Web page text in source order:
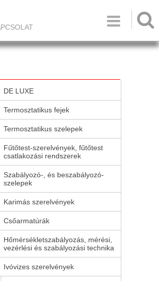

DE LUXE
Termosztatikus fejek
Termosztatikus szelepek
Fűtőtest-szerelvények, fűtőtest
csatlakozási rendszerek
Szabályozó-, és beszabályozó-
szelepek
Karimás szerelvények
Csőarmatúrák
Hőmérsékletszabályozás, mérési,
vezérlési és szabályozási technika
Ivóvizes szerelvények